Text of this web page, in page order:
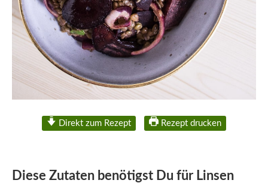
Direkt zum Rezept Rezept drucken
Diese Zutaten benötigst Du für Linsen